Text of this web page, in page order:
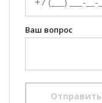
Ваш вопрос
Отправить